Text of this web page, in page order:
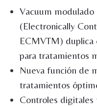
Vacuum
(Electronically
ECMVTM) duplica
para tratamientos
Nueva función de
tratamientos
Controles digitales